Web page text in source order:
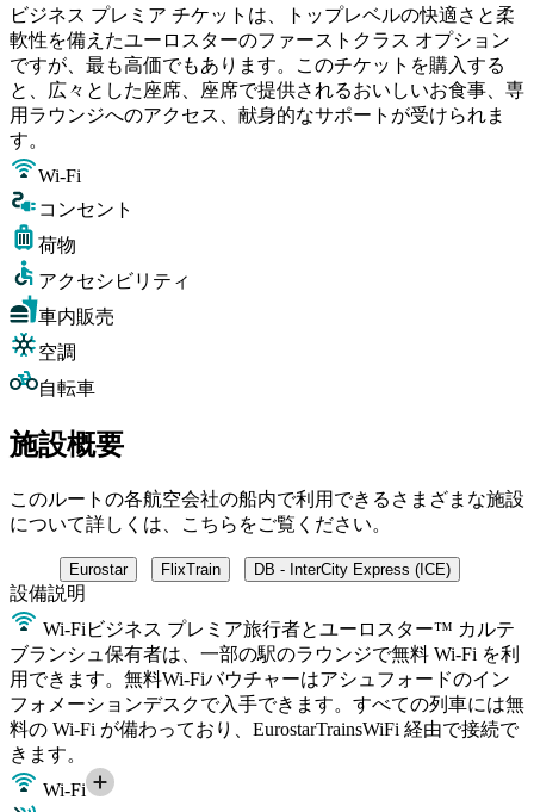
ビジネス プレミア チケットは、トップレベルの快適さと柔
軟性を備えたユーロスターのファーストクラス オプション
ですが、最も高価でもあります。このチケットを購入する
と、広々とした座席、座席で提供されるおいしいお食事、専
用ラウンジへのアクセス、献身的なサポートが受けられま
す。
Wi-Fi
コンセント
荷物
アクセシビリティ
車内販売
空調
自転車
施設概要
このルートの各航空会社の船内で利用できるさまざまな施設
について詳しくは、こちらをご覧ください。
Eurostar FlixTrain DB - InterCity Express (ICE)
設備説明
Wi-Fi ビジネス プレミア旅行者とユーロスター™ カルテ
ブランシュ保有者は、一部の駅のラウンジで無料 Wi-Fi を利
用できます。無料Wi-Fiバウチャーはアシュフォードのイン
フォメーションデスクで入手できます。すべての列車には無
料の Wi-Fi が備わっており、EurostarTrainsWiFi 経由で接続で
きます。
Wi-Fi